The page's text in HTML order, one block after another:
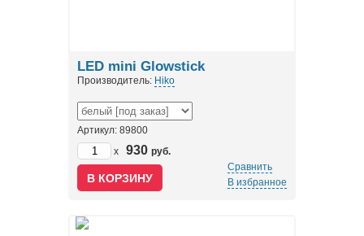
LED mini Glowstick
Производитель: Hiko
Артикул: 89800
x
930 руб.
Сравнить
В избранное